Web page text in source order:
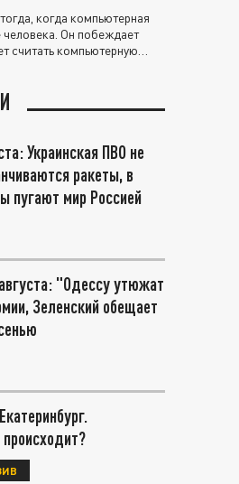
когда компьютерная
человека. Он побеждает
считать компьютерную
Украинская ПВО не
ракеты, в
пугают мир Россией
"Одессу утюжат
Зеленский обещает